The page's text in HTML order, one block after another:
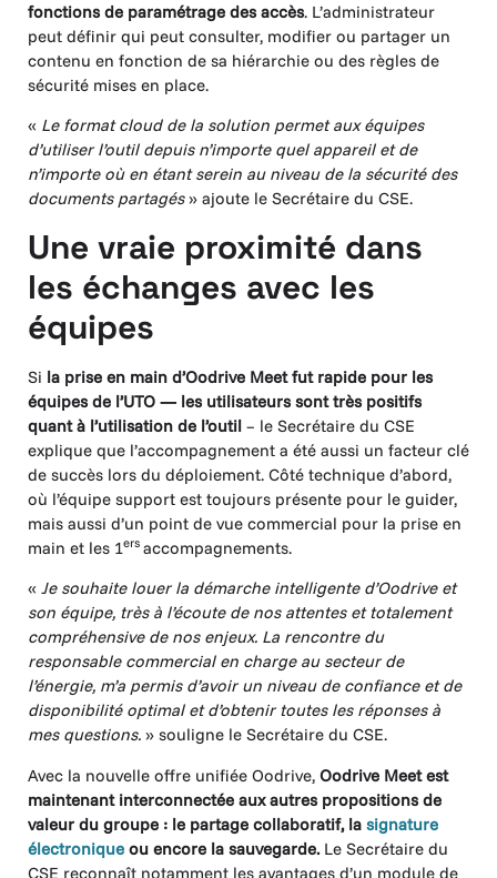
fonctions de paramétrage des accès. L’administrateur
peut définir qui peut consulter, modifier ou partager un
contenu en fonction de sa hiérarchie ou des règles de
sécurité mises en place.
« Le format cloud de la solution permet aux équipes
d’utiliser l’outil depuis n’importe quel appareil et de
n’importe où en étant serein au niveau de la sécurité des
documents partagés» ajoute le Secrétaire du CSE.
Une vraie proximité dans
les échanges avec les
équipes
Si la prise en main d’Oodrive Meet fut rapide pour les
équipes de l’UTO — les utilisateurs sont très positifs
quant à l’utilisation de l’outil – le Secrétaire du CSE
explique que l’accompagnement a été aussi un facteur clé
de succès lors du déploiement. Côté technique d’abord,
où l’équipe support est toujours présente pour le guider,
mais aussi d’un point de vue commercial pour la prise en
main et les 1ers accompagnements.
« Je souhaite louer la démarche intelligente d’Oodrive et
son équipe, très à l’écoute de nos attentes et totalement
compréhensive de nos enjeux. La rencontre du
responsable commercial en charge au secteur de
l’énergie, m’a permis d’avoir un niveau de confiance et de
disponibilité optimal et d’obtenir toutes les réponses à
mes questions. » souligne le Secrétaire du CSE.
Avec la nouvelle offre unifiée Oodrive, Oodrive Meet est
maintenant interconnectée aux autres propositions de
valeur du groupe : le partage collaboratif, la signature
électronique ou encore la sauvegarde.Le Secrétaire du
CSE reconnaît notamment les avantages d’un module de